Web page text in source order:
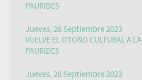
PAURIDES
Jueves, 28 Septiembre 2023
VUELVE EL OTOÑO CULTURAL A
PAURIDES
Jueves, 28 Septiembre 2023